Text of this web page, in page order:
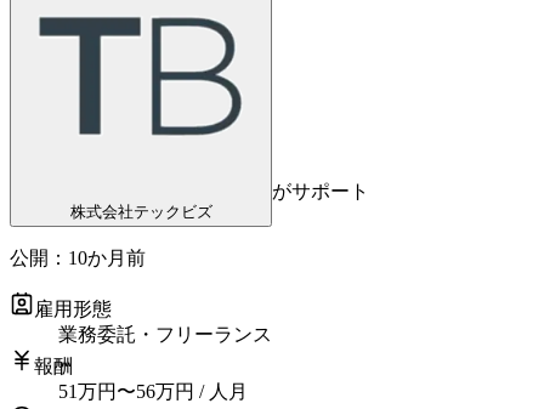
株式会社テックビズ
がサポート
公開： 10か月前
雇用形態
業務委託・フリーランス
報酬
51万円 〜56万円 / 人月